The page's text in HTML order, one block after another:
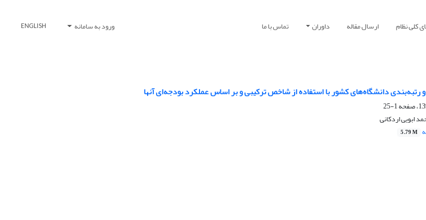
کلی نظام ارسال مقاله داوران تماس با ما ورود به سامانه ENGLISH
رتبه‌بندی دانشگاه‌های کشور با استفاده از شاخص ترکیبی و بر اساس عملکرد بودجه‌ای آنها
1-25
ابویی اردکانی
5.79 M